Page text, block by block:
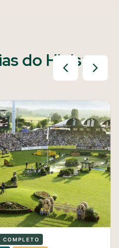
do Hipismo
COMPLETO